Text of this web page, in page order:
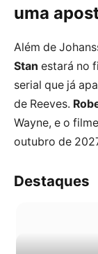
uma
Além de
Stan estará no
serial que já
de Reeves.
Wayne, e o
outubro de
Destaques